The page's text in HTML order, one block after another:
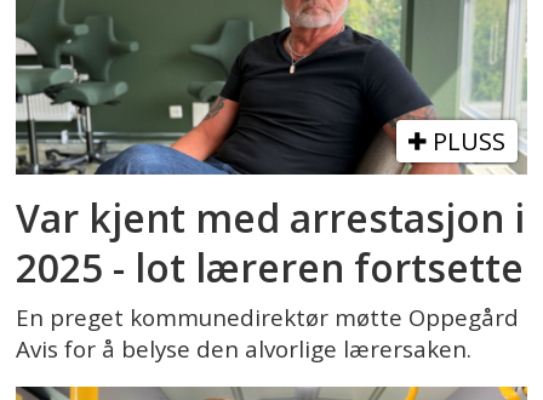
PLUSS
Var kjent med arrestasjon i
2025 - lot læreren fortsette
En preget kommunedirektør møtte Oppegård
Avis for å belyse den alvorlige lærersaken.